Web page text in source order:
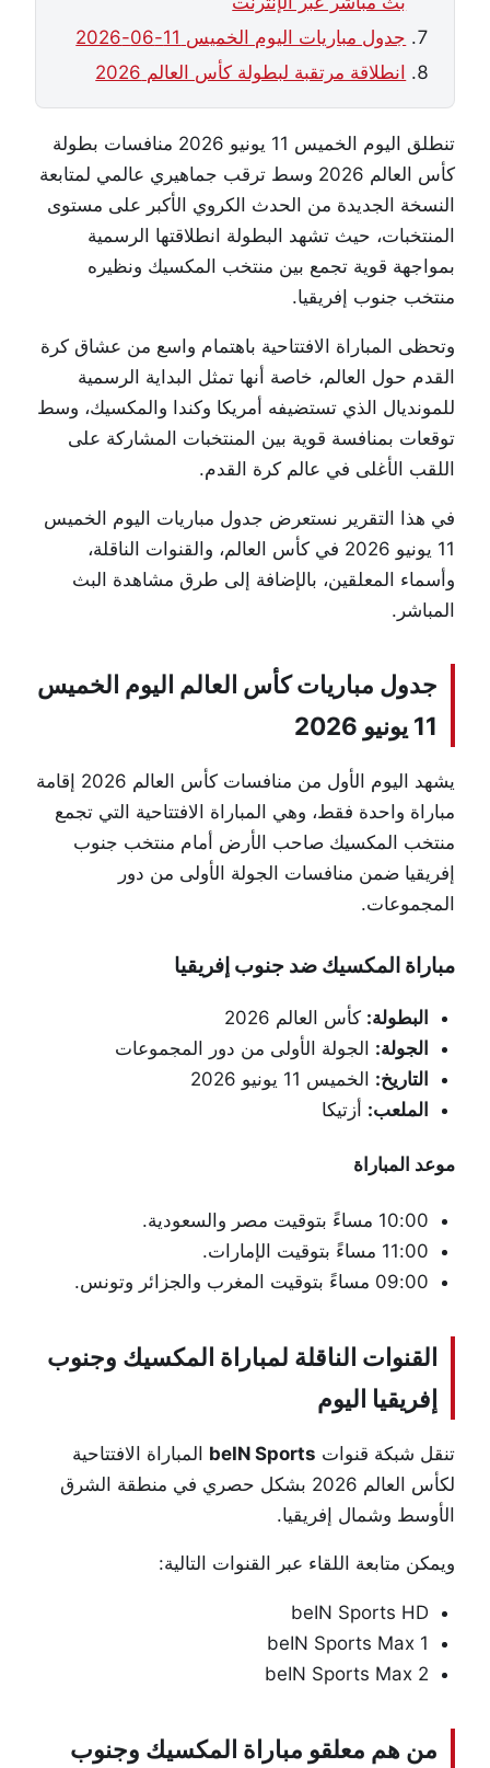
جدول مباريات اليوم الخميس 11-06-2026
انطلاقة مرتقبة لبطولة كأس العالم 2026
تنطلق اليوم الخميس 11 يونيو 2026 منافسات بطولة
كأس العالم 2026 وسط ترقب جماهيري عالمي لمتابعة
النسخة الجديدة من الحدث الكروي الأكبر على مستوى
المنتخبات، حيث تشهد البطولة انطلاقتها الرسمية
بمواجهة قوية تجمع بين منتخب المكسيك ونظيره
منتخب جنوب إفريقيا.
وتحظى المباراة الافتتاحية باهتمام واسع من عشاق كرة
القدم حول العالم، خاصة أنها تمثل البداية الرسمية
للمونديال الذي تستضيفه أمريكا وكندا والمكسيك، وسط
توقعات بمنافسة قوية بين المنتخبات المشاركة على
اللقب الأغلى في عالم كرة القدم.
في هذا التقرير نستعرض جدول مباريات اليوم الخميس
11 يونيو 2026 في كأس العالم، والقنوات الناقلة،
وأسماء المعلقين، بالإضافة إلى طرق مشاهدة البث
المباشر.
جدول مباريات كأس العالم اليوم الخميس
11 يونيو 2026
يشهد اليوم الأول من منافسات كأس العالم 2026 إقامة
مباراة واحدة فقط، وهي المباراة الافتتاحية التي تجمع
منتخب المكسيك صاحب الأرض أمام منتخب جنوب
إفريقيا ضمن منافسات الجولة الأولى من دور
المجموعات.
مباراة المكسيك ضد جنوب إفريقيا
البطولة: كأس العالم 2026
الجولة: الجولة الأولى من دور المجموعات
التاريخ: الخميس 11 يونيو 2026
الملعب: أزتيكا
موعد المباراة
10:00 مساءً بتوقيت مصر والسعودية.
11:00 مساءً بتوقيت الإمارات.
09:00 مساءً بتوقيت المغرب والجزائر وتونس.
القنوات الناقلة لمباراة المكسيك وجنوب
إفريقيا اليوم
تنقل شبكة قنوات beIN Sports المباراة الافتتاحية
لكأس العالم 2026 بشكل حصري في منطقة الشرق
الأوسط وشمال إفريقيا.
ويمكن متابعة اللقاء عبر القنوات التالية:
beIN Sports HD
beIN Sports Max 1
beIN Sports Max 2
من هم معلقو مباراة المكسيك وجنوب